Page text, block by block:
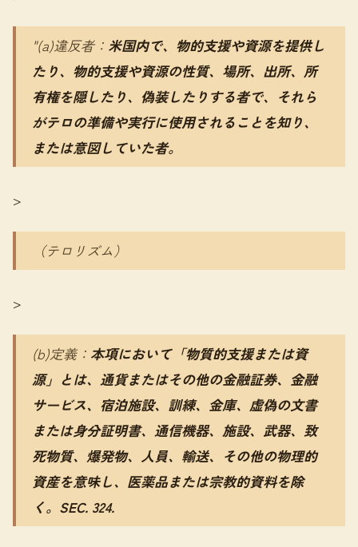
"(a)違反者： 米国内で、物的支援や資源を提供し
たり、物的支援や資源の性質、場所、出所、所
有権を隠したり、偽装したりする者で、それら
がテロの準備や実行に使用されることを知り、
または意図していた者。
>
（テロリズム）
>
(b)定義： 本項において「物質的支援または資
源」とは、通貨またはその他の金融証券、金融
サービス、宿泊施設、訓練、金庫、虚偽の文書
または身分証明書、通信機器、施設、武器、致
死物質、爆発物、人員、輸送、その他の物理的
資産を意味し、医薬品または宗教的資料を除
く。SEC. 324.